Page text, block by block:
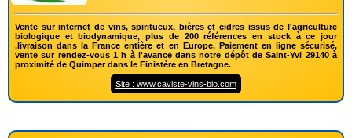
Vente sur internet de vins, spiritueux, bières et cidres issus de l'agriculture
biologique et biodynamique, plus de 200 références en stock à ce jour
,livraison dans la France entière et en Europe, Paiement en ligne sécurisé,
vente sur rendez-vous 1 h à l'avance dans notre dépôt de Saint-Yvi 29140 à
proximité de Quimper dans le Finistère en Bretagne.
Site : www.caviste-vins-bio.com